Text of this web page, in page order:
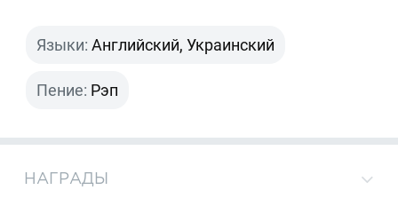
Языки: Английский, Украинский
Пение: Рэп
НАГРАДЫ